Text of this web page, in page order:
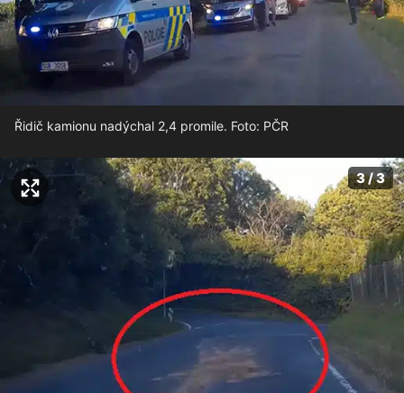
Řidič kamionu nadýchal 2,4 promile. Foto: PČR
3 / 3